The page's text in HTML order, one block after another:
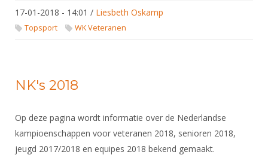
17-01-2018 - 14:01 / Liesbeth Oskamp
Topsport WK Veteranen
NK's 2018
Op deze pagina wordt informatie over de Nederlandse
kampioenschappen voor veteranen 2018, senioren 2018,
jeugd 2017/2018 en equipes 2018 bekend gemaakt.